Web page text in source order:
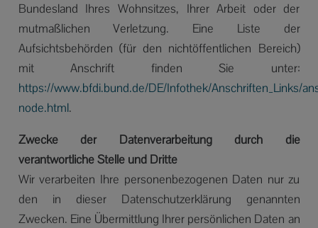
Bundesland Ihres Wohnsitzes, Ihrer Arbeit oder der
mutmaßlichen Verletzung. Eine Liste der
Aufsichtsbehörden (für den nichtöffentlichen Bereich)
mit Anschrift finden Sie unter:
https://www.bfdi.bund.de/DE/Infothek/Anschriften_Links/
node.html.
Zwecke der Datenverarbeitung durch die
verantwortliche Stelle und Dritte
Wir verarbeiten Ihre personenbezogenen Daten nur zu
den in dieser Datenschutzerklärung genannten
Zwecken. Eine Übermittlung Ihrer persönlichen Daten an